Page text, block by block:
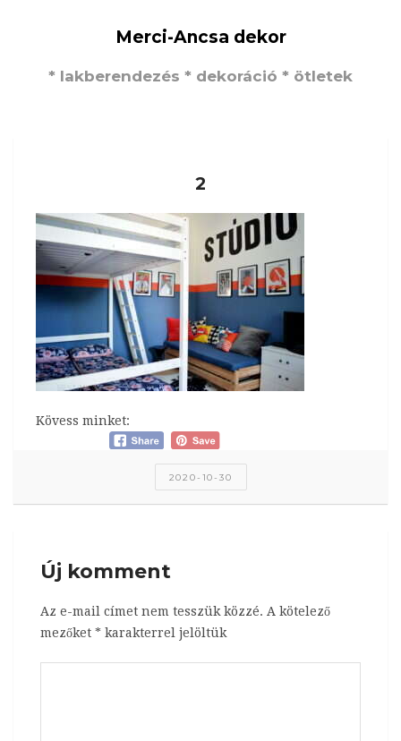
Merci-Ancsa dekor
* lakberendezés * dekoráció * ötletek
2
Kövess minket:
2020-10-30
Új komment
Az e-mail címet nem tesszük közzé. A kötelező
mezőket * karakterrel jelöltük